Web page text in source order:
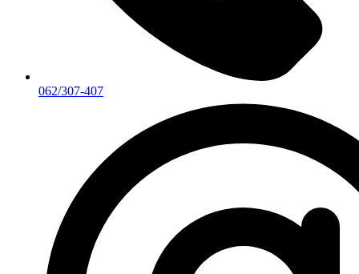
062/307-407